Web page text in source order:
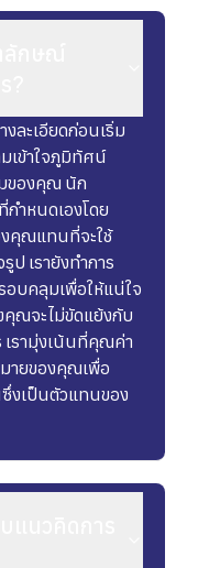
งละเอียดก่อนเริ่ม
เข้าใจภูมิทัศน์
ของคุณ นัก
ำหนดเองโดย
คุณแทนที่จะใช้
ป เรายังทำการ
อบคลุมเพื่อให้แน่ใจ
ณจะไม่ขัดแย้งกับ
รามุ่งเน้นที่คุณค่า
ายของคุณเพื่อ
งเป็นตัวแทนของ